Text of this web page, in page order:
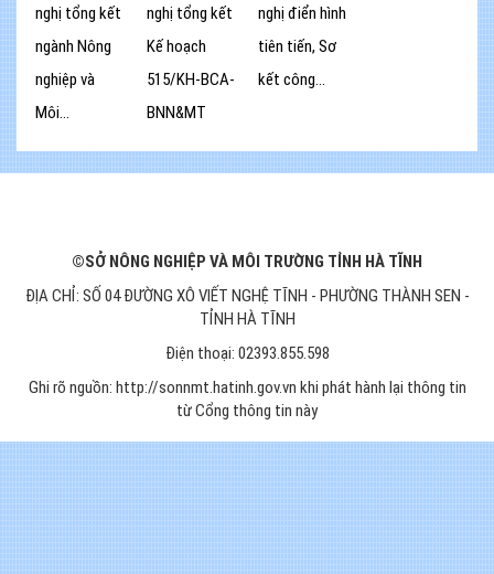
nghị tổng kết
ngành Nông
nghiệp và
Môi...
nghị tổng kết
Kế hoạch
515/KH-BCA-
BNN&MT
nghị điển hình
tiên tiến, Sơ
kết công...
©SỞ NÔNG NGHIỆP VÀ MÔI TRƯỜNG TỈNH HÀ TĨNH
ĐỊA CHỈ: SỐ 04 ĐƯỜNG XÔ VIẾT NGHỆ TĨNH - PHƯỜNG THÀNH SEN -
TỈNH HÀ TĨNH
Điện thoại: 02393.855.598
Ghi rõ nguồn: http://sonnmt.hatinh.gov.vn khi phát hành lại thông tin
từ Cổng thông tin này